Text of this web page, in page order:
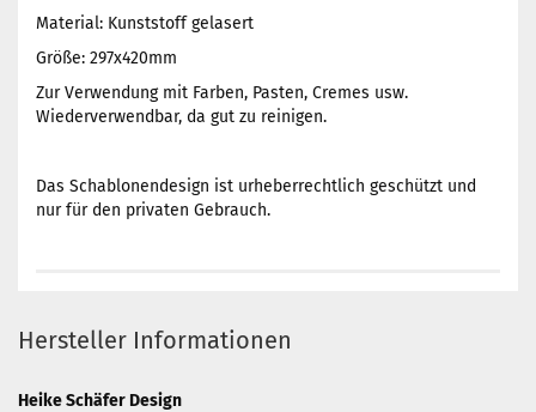
Material: Kunststoff gelasert
Größe: 297x420mm
Zur Verwendung mit Farben, Pasten, Cremes usw.
Wiederverwendbar, da gut zu reinigen.
Das Schablonendesign ist urheberrechtlich geschützt und
nur für den privaten Gebrauch.
Hersteller Informationen
Heike Schäfer Design